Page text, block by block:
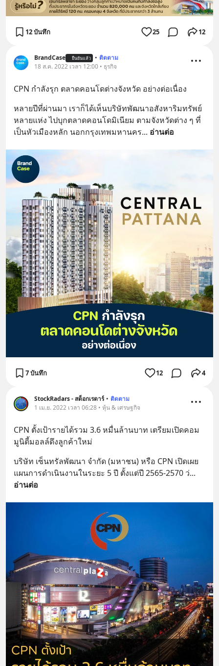
12 บันทึก 25 12
BrandCase ยืนยันแล้ว • ติดตาม
18 ส.ค. 2022 เวลา 12:00 • ธุรกิจ
CPN กำลังรุก ตลาดคอนโดต่างจังหวัด อย่างต่อเนื่อง
หลายปีที่ผ่านมา เราก็ได้เห็นบริษัทพัฒนาอสังหาริมทรัพย์
หลายแห่ง ไปบุกตลาดคอนโดมิเนียม ตามจังหวัดต่าง ๆ ที่
เป็นหัวเมืองหลัก นอกกรุงเทพมหานคร... อ่านต่อ
7 บันทึก 12 4
StockRadars - สต็อกเรดาร์ • ติดตาม
1 เม.ย. 2022 เวลา 06:28 • หุ้น & เศรษฐกิจ
CPN ตั้งเป้ารายได้รวม 3.6 หมื่นล้านบาท เตรียมเปิดคอม
มูนิตี้มอลล์ดึงลูกค้าใหม่
บริษัท เซ็นทรัลพัฒนา จำกัด (มหาชน) หรือ CPN เปิดเผย
แผนการดำเนินงานในระยะ 5 ปี ตั้งแต่ปี 2565-2570 ว่
อ่านต่อ